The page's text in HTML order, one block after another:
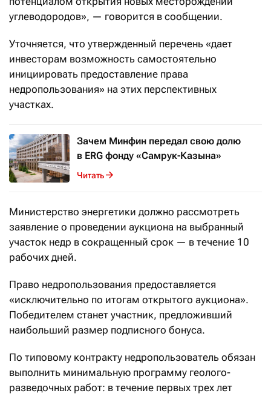
углеводородов», — говорится в сообщении.
Уточняется, что утвержденный перечень «дает
инвесторам возможность самостоятельно
инициировать предоставление права
недропользования» на этих перспективных
участках.
Зачем Минфин передал свою долю
в ERG фонду «Самрук-Казына»
Читать
Министерство энергетики должно рассмотреть
заявление о проведении аукциона на выбранный
участок недр в сокращенный срок — в течение 10
рабочих дней.
Право недропользования предоставляется
«исключительно по итогам открытого аукциона».
Победителем станет участник, предложивший
наибольший размер подписного бонуса.
По типовому контракту недропользователь обязан
выполнить минимальную программу геолого-
разведочных работ: в течение первых трех лет